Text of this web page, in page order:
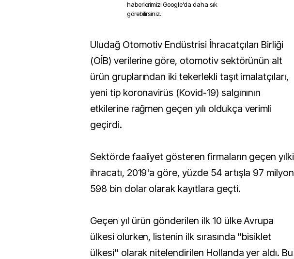
haberlerimizi Google'da daha sık
görebilirsiniz.
Uludağ Otomotiv Endüstrisi İhracatçıları Birliği
(OİB) verilerine göre, otomotiv sektörünün alt
ürün gruplarından iki tekerlekli taşıt imalatçıları,
yeni tip koronavirüs (Kovid-19) salgınının
etkilerine rağmen geçen yılı oldukça verimli
geçirdi.
Sektörde faaliyet gösteren firmaların geçen yılki
ihracatı, 2019'a göre, yüzde 54 artışla 97 milyon
598 bin dolar olarak kayıtlara geçti.
Geçen yıl ürün gönderilen ilk 10 ülke Avrupa
ülkesi olurken, listenin ilk sırasında "bisiklet
ülkesi" olarak nitelendirilen Hollanda yer aldı. Bu